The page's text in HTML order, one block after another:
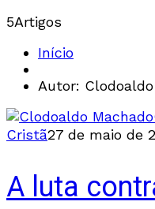
5Artigos
Início
Autor:
Cristã27 de maio de
A luta